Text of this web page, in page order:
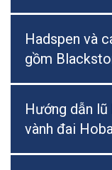
Hadspen và
gồm
Hướng dẫn
vành đai